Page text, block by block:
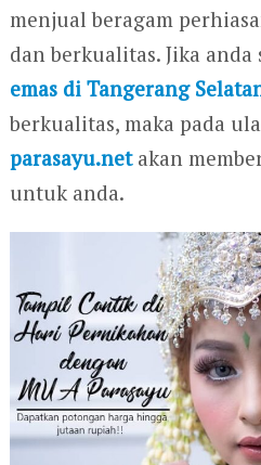
menjual beragam
dan berkualitas. Jika anda
emas di Tangerang
berkualitas, maka pada
parasayu.netakan
untuk anda.